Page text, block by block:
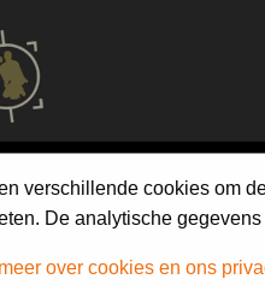
verschillende cookies om
De analytische
over cookies en ons